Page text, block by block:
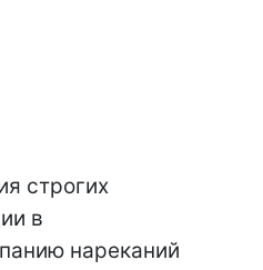
строгих
в
нареканий